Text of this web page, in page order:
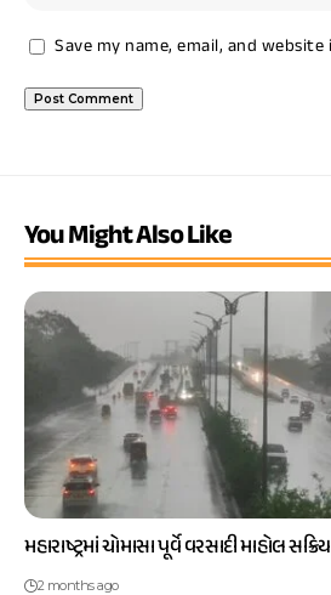
Save my name, email, and
You Might Also Like
મહારાષ્ટ્રમાં ચોમાસા પૂર્વે વરસાદી માહોલ સક્રિય
2 months ago